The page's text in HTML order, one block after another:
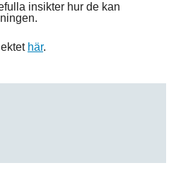
insikter hur de kan
här.